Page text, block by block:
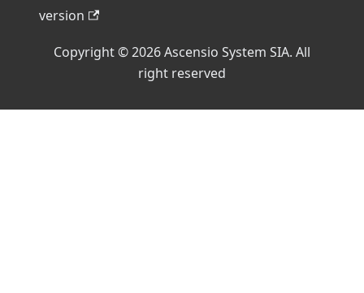
version
Copyright © 2026 Ascensio System SIA. All
right reserved